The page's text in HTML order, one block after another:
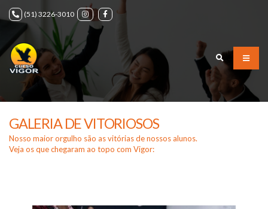
(51) 3226-3010
GALERIA DE VITORIOSOS
Nosso maior orgulho são as vitórias de nossos alunos.
Veja os que chegaram ao topo com Vigor: